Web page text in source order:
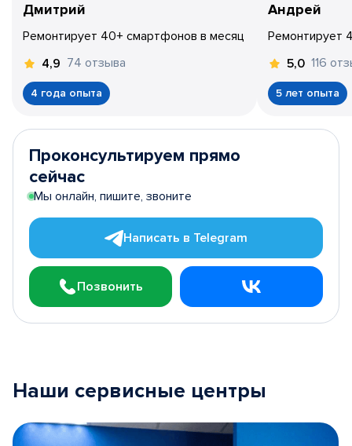
Дмитрий
Ремонтирует 40+ смартфонов в месяц
4,9 74 отзыва
4 года опыта
Андрей
Ремонтирует
5,0 116
5 лет опыта
Проконсультируем прямо
сейчас
Мы онлайн, пишите, звоните
Написать в Telegram
Позвонить
Наши сервисные центры